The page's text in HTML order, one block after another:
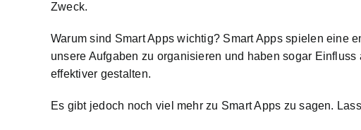
Zweck.
Warum sind Smart Apps wichtig? Smart Apps spielen eine
unsere Aufgaben zu organisieren und haben sogar
effektiver gestalten.
Es gibt jedoch noch viel mehr zu Smart Apps zu sagen.